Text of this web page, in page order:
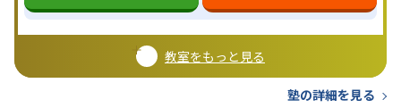
教室をもっと見る
塾の詳細を見る